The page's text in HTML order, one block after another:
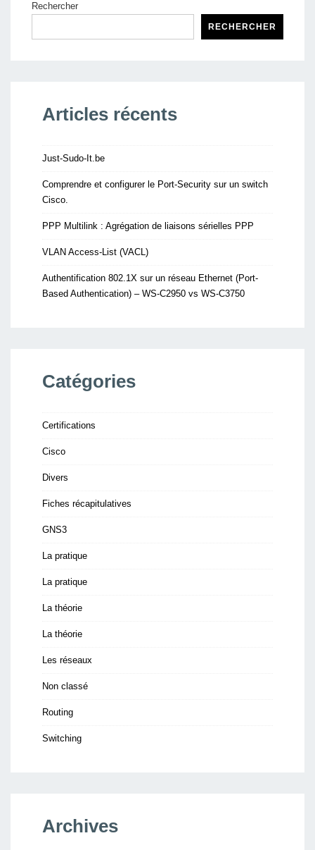
Rechercher
RECHERCHER
Articles récents
Just-Sudo-It.be
Comprendre et configurer le Port-Security sur un switch
Cisco.
PPP Multilink : Agrégation de liaisons sérielles PPP
VLAN Access-List (VACL)
Authentification 802.1X sur un réseau Ethernet (Port-
Based Authentication) – WS-C2950 vs WS-C3750
Catégories
Certifications
Cisco
Divers
Fiches récapitulatives
GNS3
La pratique
La pratique
La théorie
La théorie
Les réseaux
Non classé
Routing
Switching
Archives